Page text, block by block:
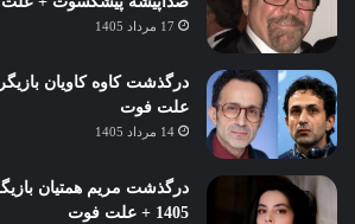
17 مرداد 1405
درگذشت کاوه کاویان
علت فوت
14 مرداد 1405
1405 + علت فوت